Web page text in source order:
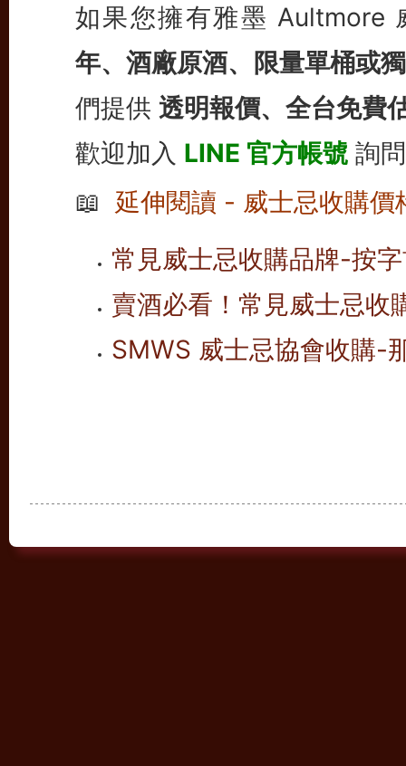
如果您擁有雅墨 Aultmore
年、酒廠原酒、限量單桶或
們提供 透明報價、全台免費
歡迎加入 LINE 官方帳號 詢
📖 延伸閱讀 - 威士忌收購價
常見威士忌收購品牌-按
賣酒必看！常見威士忌收
SMWS 威士忌協會收購-